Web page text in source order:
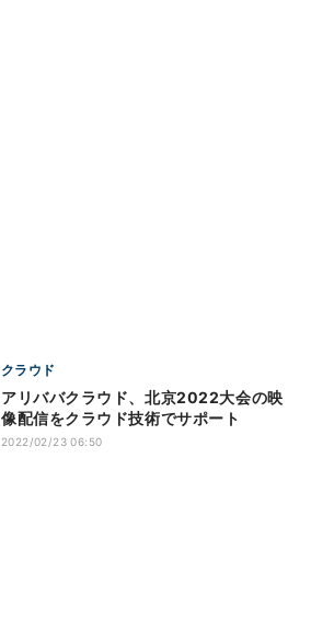
クラウド
アリババクラウド、北京2022大会の映
像配信をクラウド技術でサポート
2022/02/23 06:50